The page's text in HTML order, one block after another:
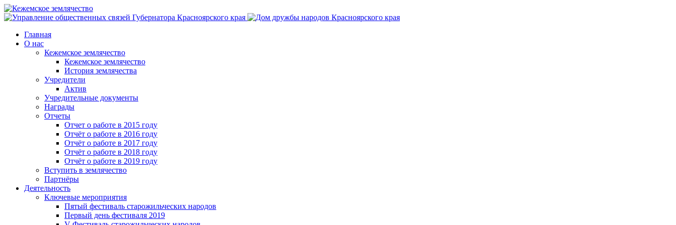
Главная
О нас
Кежемское землячество
Кежемское землячество
История землячества
Учредители
Актив
Учредительные документы
Награды
Отчеты
Отчет о работе в 2015 году
Отчёт о работе в 2016 году
Отчёт о работе в 2017 году
Отчёт о работе в 2018 году
Отчёт о работе в 2019 году
Вступить в землячество
Партнёры
Деятельность
Ключевые мероприятия
Пятый фестиваль старожильческих народов
Первый день фестиваля 2019